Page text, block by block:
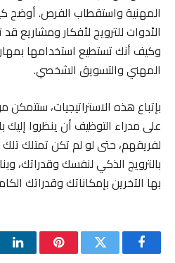
المهنية واستقطاب الفرص. أوضح
الأدوات للترويج لأفكار ومشاريع
وكيف أنك تستطيع استخدامها
المهني والتسويق الشخصي.
بإتباع هذه الاستراتيجيات،
على مدراء التوظيف أن ينظروا إليك
لفريقهم، حتى لو لم تكن تمتلك تلك
بالترويج الذكي لنفسك وقدراتك،
بها الآخرين بإمكاناتك وقدراتك
فيسبوكتويتر بينتيريست